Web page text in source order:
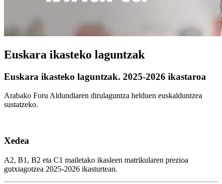
Euskara ikasteko laguntzak
Euskara ikasteko laguntzak. 2025-2026 ikastaroa
Arabako Foru Aldundiaren dirulaguntza helduen euskalduntzea
sustatzeko.
Xedea
A2, B1, B2 eta C1 mailetako ikasleen matrikularen prezioa
gutxiagotzea 2025-2026 ikasturtean.